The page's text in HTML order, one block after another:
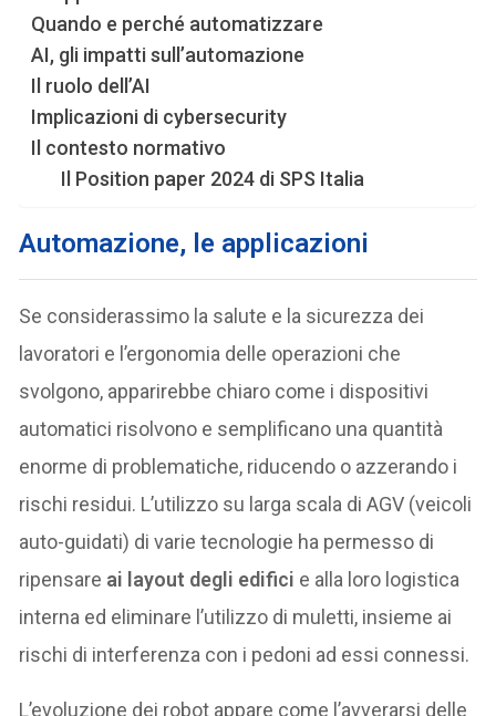
Quando e perché automatizzare
AI, gli impatti sull’automazione
Il ruolo dell’AI
Implicazioni di cybersecurity
Il contesto normativo
Il Position paper 2024 di SPS Italia
Automazione, le applicazioni
Se considerassimo la salute e la sicurezza dei
lavoratori e l’ergonomia delle operazioni che
svolgono, apparirebbe chiaro come i dispositivi
automatici risolvono e semplificano una quantità
enorme di problematiche, riducendo o azzerando i
rischi residui. L’utilizzo su larga scala di AGV (veicoli
auto-guidati) di varie tecnologie ha permesso di
ripensare ai layout degli edifici e alla loro logistica
interna ed eliminare l’utilizzo di muletti, insieme ai
rischi di interferenza con i pedoni ad essi connessi.
L’evoluzione dei robot appare come l’avverarsi delle